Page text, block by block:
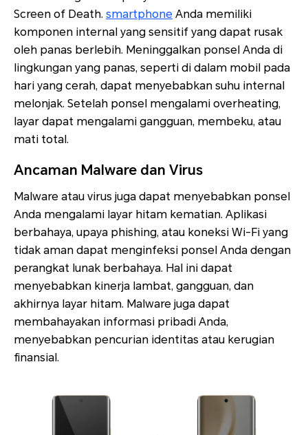
Screen of Death. smartphone Anda memiliki
komponen internal yang sensitif yang dapat rusak
oleh panas berlebih. Meninggalkan ponsel Anda di
lingkungan yang panas, seperti di dalam mobil pada
hari yang cerah, dapat menyebabkan suhu internal
melonjak. Setelah ponsel mengalami overheating,
layar dapat mengalami gangguan, membeku, atau
mati total.
Ancaman Malware dan Virus
Malware atau virus juga dapat menyebabkan ponsel
Anda mengalami layar hitam kematian. Aplikasi
berbahaya, upaya phishing, atau koneksi Wi-Fi yang
tidak aman dapat menginfeksi ponsel Anda dengan
perangkat lunak berbahaya. Hal ini dapat
menyebabkan kinerja lambat, gangguan, dan
akhirnya layar hitam. Malware juga dapat
membahayakan informasi pribadi Anda,
menyebabkan pencurian identitas atau kerugian
finansial.